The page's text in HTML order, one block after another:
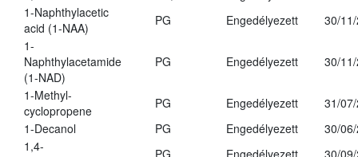
1-Naphthylacetic
acid (1-NAA)
PG Engedélyezett
30/
1-
Naphthylacetamide
(1-NAD)
PG Engedélyezett 30/
1-Methyl-
cyclopropene
PG Engedélyezett
31/
1-Decanol
PG Engedélyezett
30/
1,4-